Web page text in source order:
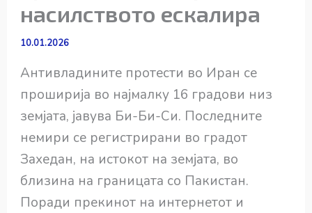
насилството ескалира
10.01.2026
Антивладините протести во Иран се
проширија во најмалку 16 градови низ
земјата, јавува Би-Би-Си. Последните
немири се регистрирани во градот
Захедан, на истокот на земјата, во
близина на границата со Пакистан.
Поради прекинот на интернетот и